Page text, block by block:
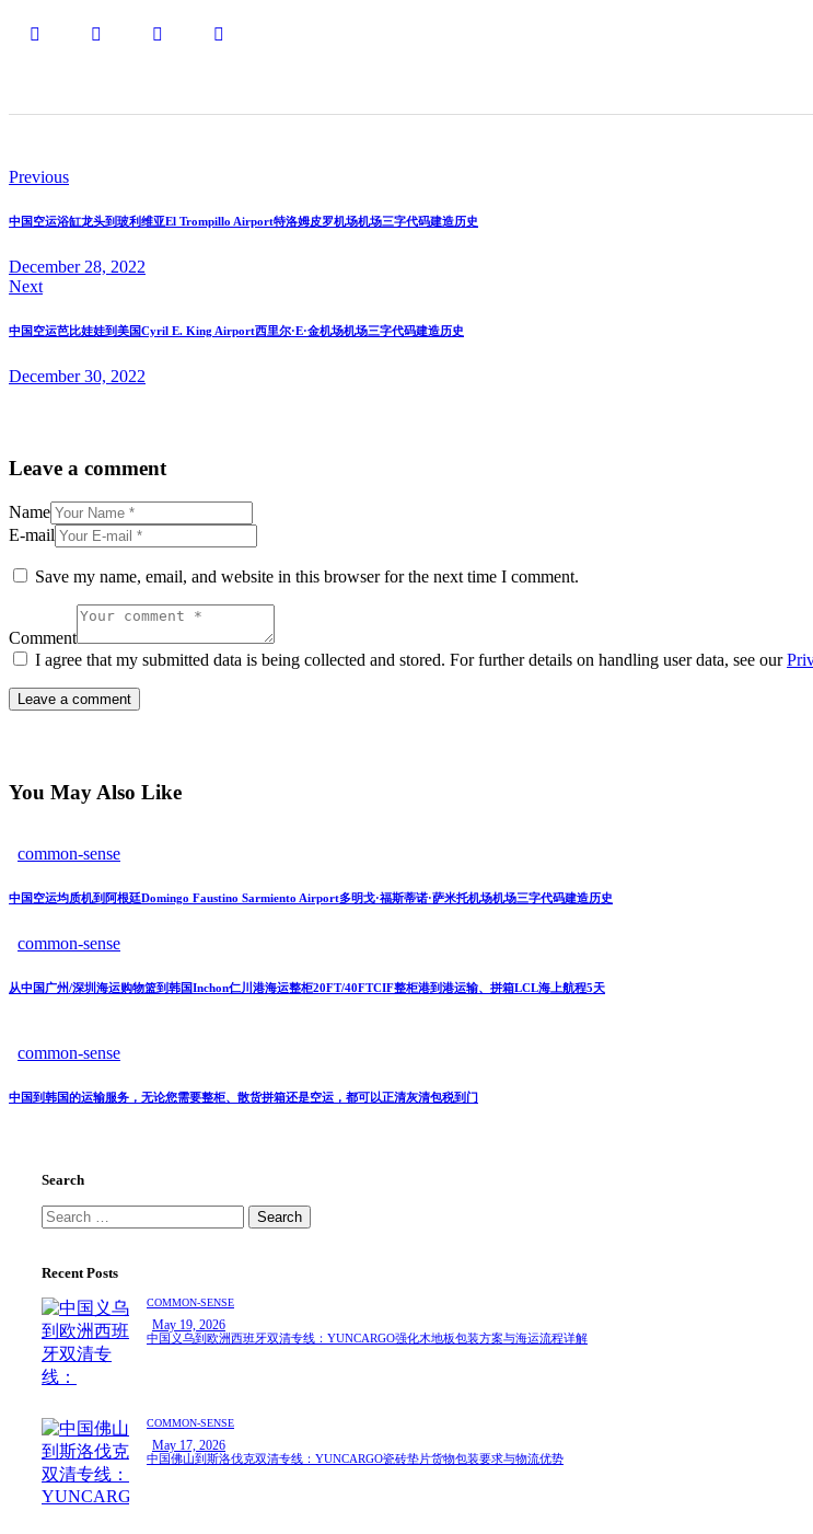
Previous
中国空运浴缸龙头到玻利维亚El Trompillo Airport特洛姆皮罗机场机场三字代码建造历史
December 28, 2022
Next
中国空运芭比娃娃到美国Cyril E. King Airport西里尔·E·金机场机场三字代码建造历史
December 30, 2022
Leave a comment
Name
E-mail
Save my name, email, and website in this browser for the next time I comment.
Comment
I agree that my submitted data is being collected and stored. For further details on handling user data, see our
You May Also Like
common-sense
中国空运均质机到阿根廷Domingo Faustino Sarmiento Airport多明戈·福斯蒂诺·萨米托机场机场三字代码建造历史
common-sense
从中国广州/深圳海运购物篮到韩国Inchon仁川港海运整柜20FT/40FTCIF整柜港到港运输、拼箱LCL海上航程5天
common-sense
中国到韩国的运输服务，无论您需要整柜、散货拼箱还是空运，都可以正清灰清包税到门
Search
Recent Posts
COMMON-SENSE
May 19, 2026
中国义乌到欧洲西班牙双清专线：YUNCARGO强化木地板包装方案与海运流程详解
COMMON-SENSE
May 17, 2026
中国佛山到斯洛伐克双清专线：YUNCARGO瓷砖垫片货物包装要求与物流优势